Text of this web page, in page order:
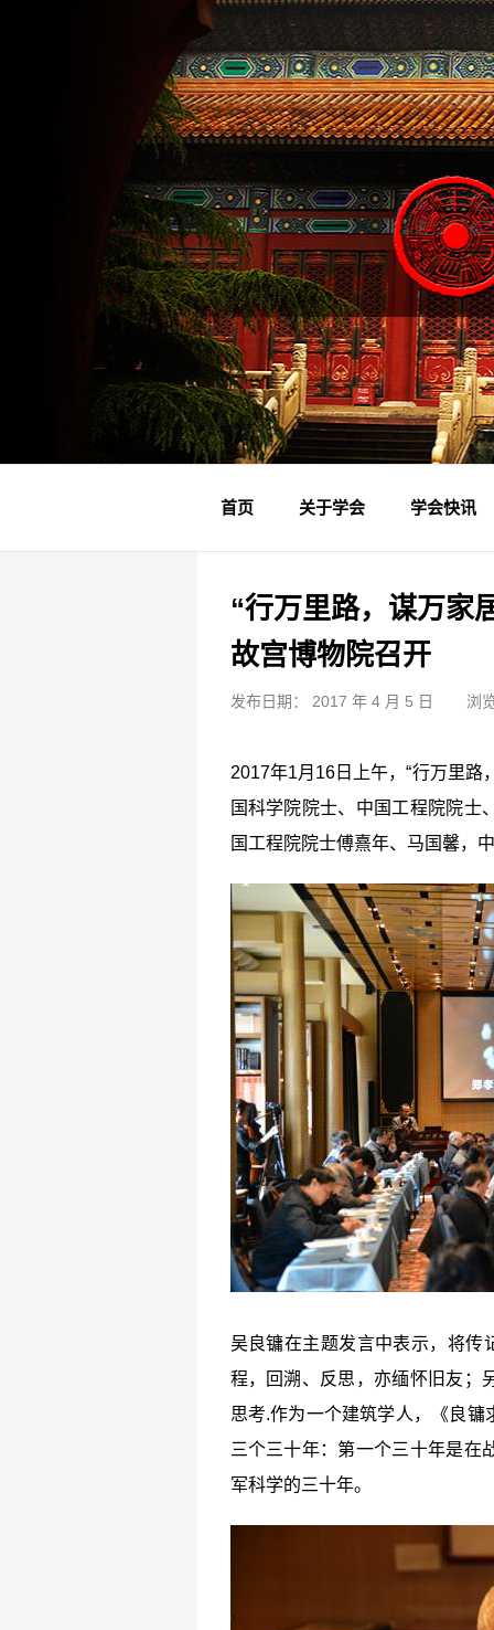
首页 关于学会
学会简介
章程制度
领导成员
理事名单
专家委员会
学术专家
学会会标
学会年鉴
学会快讯
学会动态
文物要闻
“行万里路，谋万家
故宫博物院召开
发布日期： 2017 年 4 月 5 日 浏
2017年1月 16日上午，“行万里路
国科学院院士、中国工程院院士
国工程院院士傅熹年、马国馨，
吴良镛在主题发言中表示，将传
程，回溯、反思，亦缅怀旧友；
思考.作为一个建筑学人，《良镛
三个三十年：第一个三十年是在
军科学的三十年。